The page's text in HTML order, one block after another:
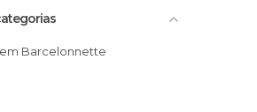
em Barcelonnette